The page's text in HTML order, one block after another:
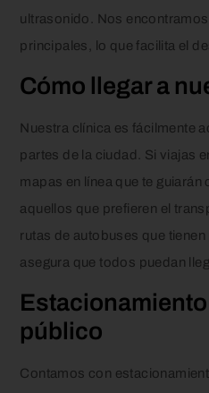
ultrasonido. Nos
principales, lo que facilita el
Cómo llegar a
Nuestra clínica es fácilmente
partes de la ciudad. Si viajas
mapas en línea que te guiarán
aquellos que prefieren el
rutas de autobuses que
asegura que todos puedan
público
Contamos con